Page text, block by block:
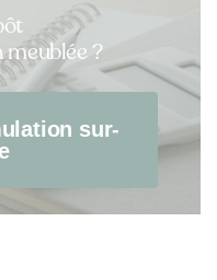
?
sur-